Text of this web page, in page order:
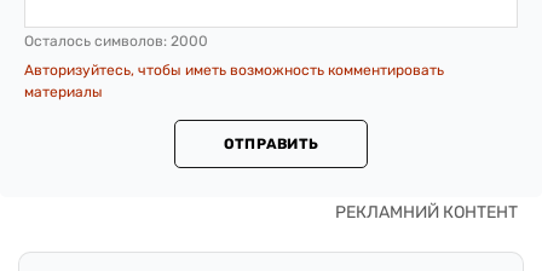
Осталось символов: 2000
Авторизуйтесь, чтобы иметь возможность комментировать
материалы
ОТПРАВИТЬ